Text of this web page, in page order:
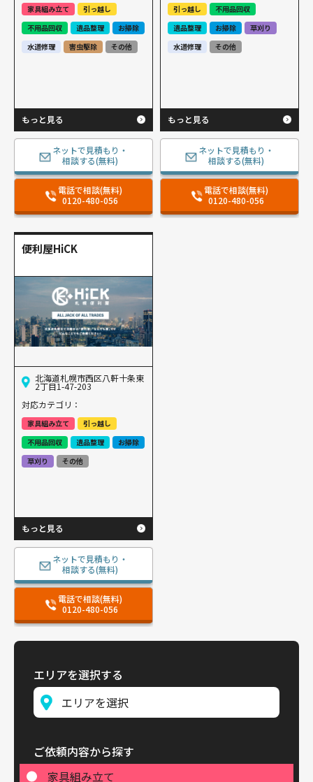
家具組み立て
引っ越し
不用品回収
遺品整理
お掃除
水道修理
害虫駆除 その他
もっと見る
ネットで見積もり・
相談する(無料)
電話で相談(無料)
0120-480-056
引っ越し
不用品回収
遺品整理
お掃除
草刈り
水道修理
その他
もっと見る
ネットで見積もり・
相談する(無料)
電話で相談(無料)
0120-480-056
便利屋HiCK
北海道札幌市西区八軒十条東
2丁目1-47-203
対応カテゴリ：
家具組み立て
引っ越し
不用品回収
遺品整理
お掃除
草刈り
その他
もっと見る
ネットで見積もり・
相談する(無料)
電話で相談(無料)
0120-480-056
エリアを選択する
ご依頼内容から探す
家具組み立て